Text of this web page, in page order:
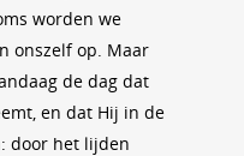
worden we
onszelf op. Maar
de dag dat
en dat Hij in de
door het lijden